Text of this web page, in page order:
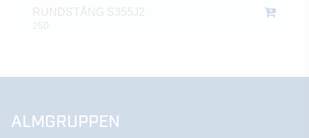
RUNDSTÅNG S355J2
250
ALMGRUPPEN